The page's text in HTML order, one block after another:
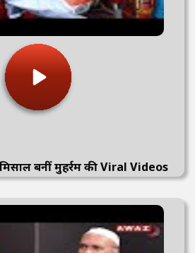
बनीं मुहर्रम की Viral Videos